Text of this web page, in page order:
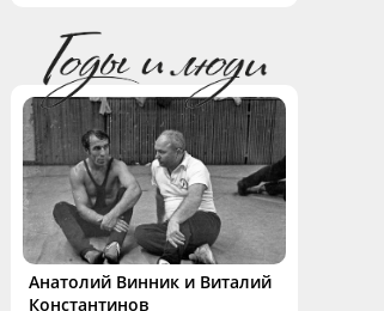
Анатолий Винник и Виталий
Константинов